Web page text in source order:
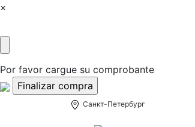
×
Por favor cargue su comprobante
Санкт-Петербург